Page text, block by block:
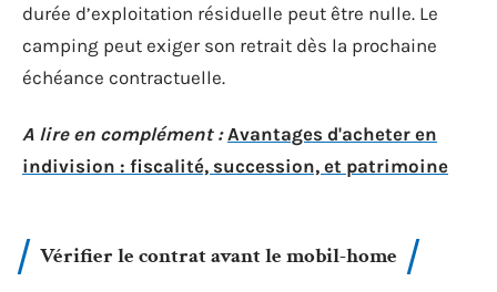
durée d’exploitation résiduelle peut être nulle. Le
camping peut exiger son retrait dès la prochaine
échéance contractuelle.
A lire en complément : Avantages d'acheter en
indivision : fiscalité, succession, et patrimoine
Vérifier le contrat avant le mobil-home